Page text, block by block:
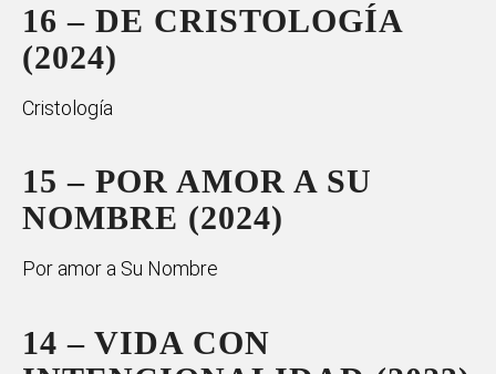
16 – DE CRISTOLOGÍA
(2024)
Cristología
15 – POR AMOR A SU
NOMBRE (2024)
Por amor a Su Nombre
14 – VIDA CON